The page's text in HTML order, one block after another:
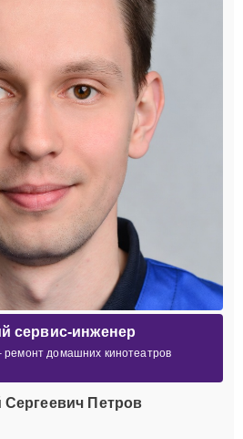
сервис-инженер
домашних кинотеатров
Петров